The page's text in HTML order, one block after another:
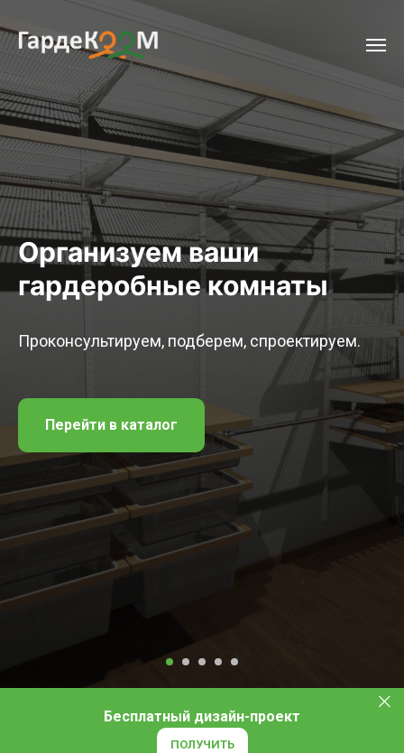
У вас будет гардеробная!
Отправляем по регионам
Оставить заявку
Бесплатный дизайн-проект
ПОЛУЧИТЬ